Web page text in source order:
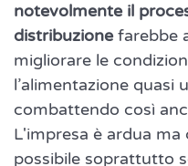
notevolmente il
distribuzionefarebbe
migliorare le
l’alimentazione quasi
combattendo così
L'impresa è ardua
possibile soprattutto